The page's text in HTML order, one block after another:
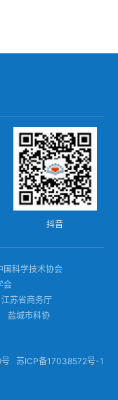
抖音
国科学技术协会
会
江苏省商务厅
盐城市科协
苏ICP备17038572号-1